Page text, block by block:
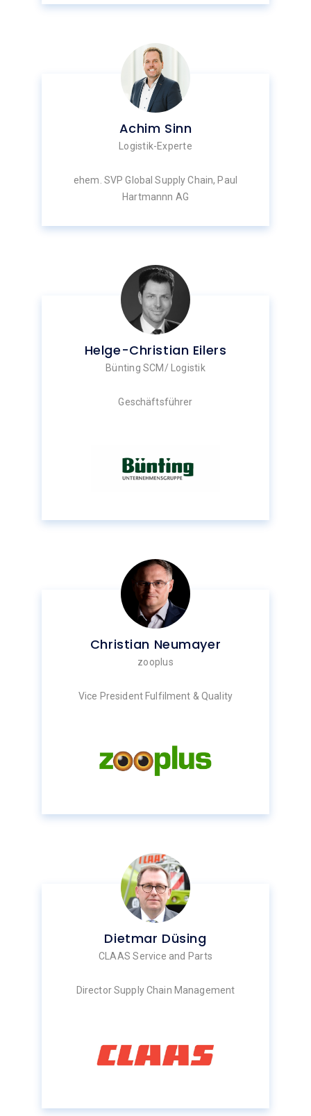
Achim Sinn
Logistik-Experte
ehem. SVP Global Supply Chain, Paul
Hartmannn AG
Helge-Christian Eilers
Bünting SCM/ Logistik
Geschäftsführer
Christian Neumayer
zooplus
Vice President Fulfilment & Quality
Dietmar Düsing
CLAAS Service and Parts
Director Supply Chain Management